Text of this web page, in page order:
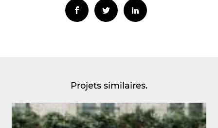
Projets similaires.